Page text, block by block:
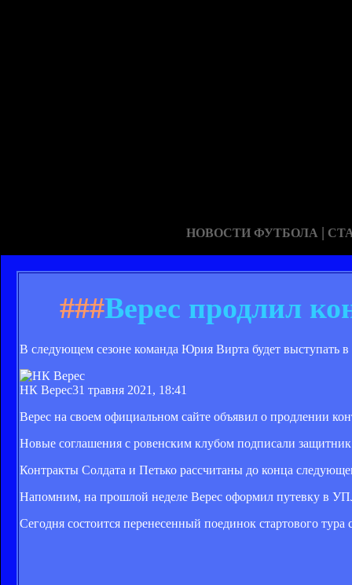
НОВОСТИ ФУТБОЛА |
###Верес продлил
В следующем сезоне команда Юрия Вирта будет выступать
НК Верес31 травня 2021, 18:41
Верес на своем официальном сайте объявил о продлении
Новые соглашения с ровенским клубом подписали
Контракты Солдата и Петько рассчитаны до конца
Напомним, на прошлой неделе Верес оформил путевку в
Сегодня состоится перенесенный поединок стартового